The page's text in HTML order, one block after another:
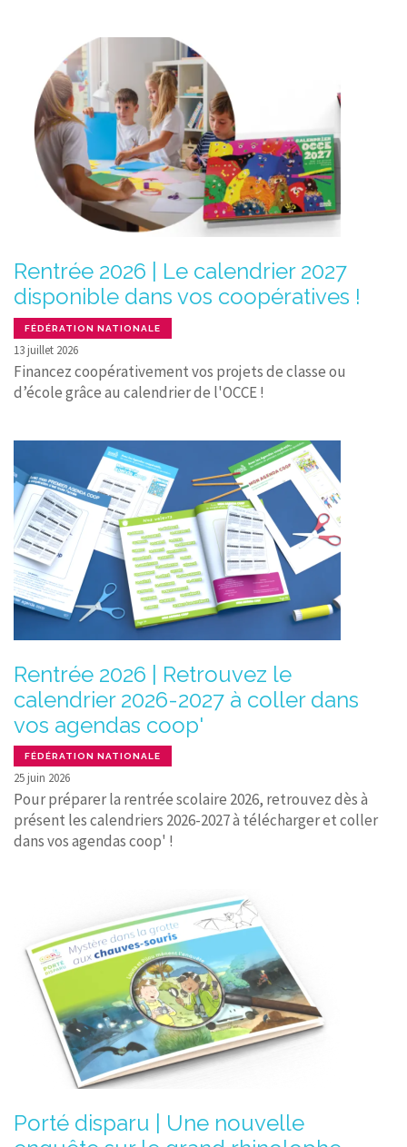
Rentrée 2026 | Le calendrier 2027
disponible dans vos coopératives !
FÉDÉRATION NATIONALE
13 juillet 2026
Financez coopérativement vos projets de classe ou
d’école grâce au calendrier de l'OCCE !
Rentrée 2026 | Retrouvez le
calendrier 2026-2027 à coller dans
vos agendas coop'
FÉDÉRATION NATIONALE
25 juin 2026
Pour préparer la rentrée scolaire 2026, retrouvez dès à
présent les calendriers 2026-2027 à télécharger et coller
dans vos agendas coop' !
Porté disparu | Une nouvelle